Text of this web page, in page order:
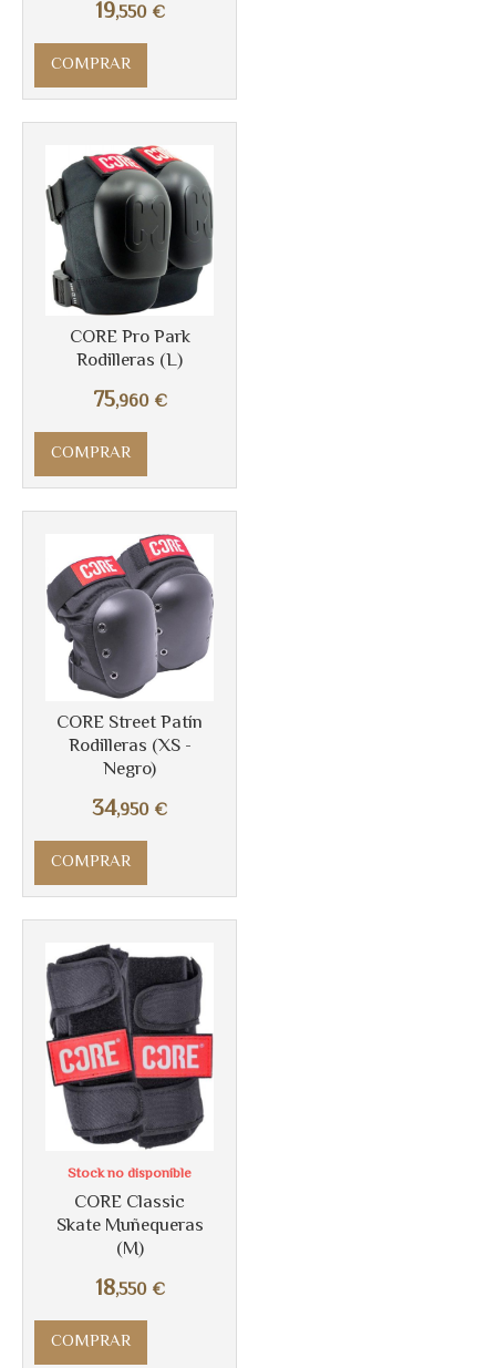
19,550 €
COMPRAR
CORE Pro Park
Rodilleras (L)
75,960 €
COMPRAR
CORE Street Patín
Rodilleras (XS -
Negro)
34,950 €
COMPRAR
CORE Classic
Skate Muñequeras
(M)
18,550 €
Stock no disponible
COMPRAR
Más info
Más info